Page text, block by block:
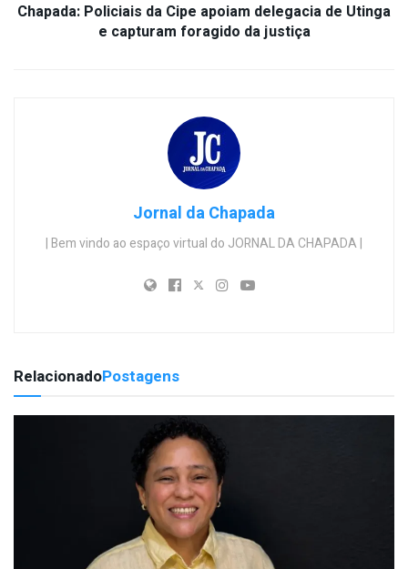
Chapada: Policiais da Cipe apoiam delegacia de Utinga
e capturam foragido da justiça
Jornal da Chapada
| Bem vindo ao espaço virtual do JORNAL DA CHAPADA |
RelacionadoPostagens